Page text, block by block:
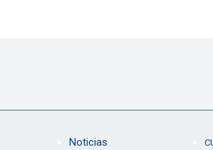
Noticias